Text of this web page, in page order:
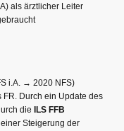
als ärztlicher Leiter
i.A. → 2020 NFS)
Durch ein Update des
die ILS FFB
Steigerung der